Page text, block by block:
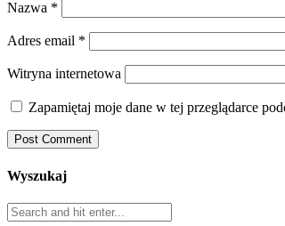
Nazwa *
Adres email *
Witryna internetowa
Zapamiętaj moje dane w tej przeglądarce
Wyszukaj